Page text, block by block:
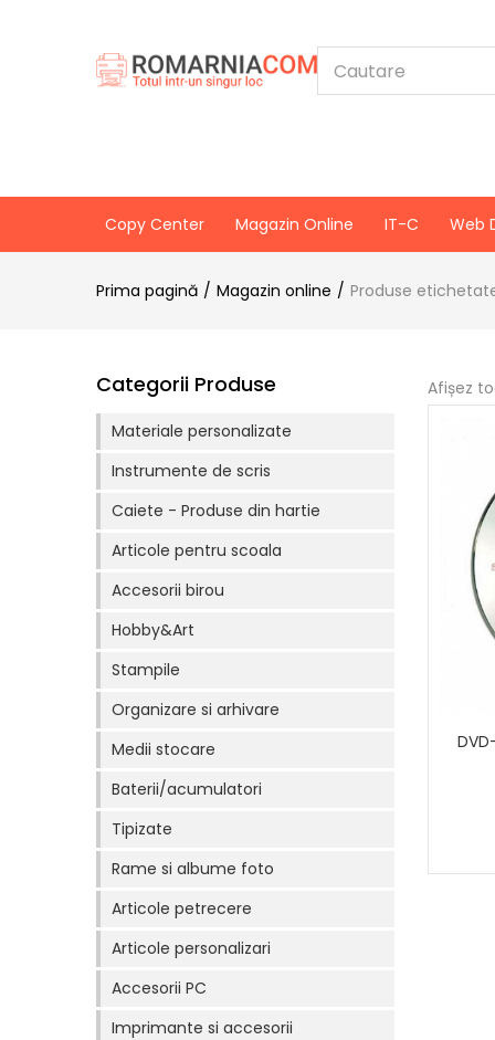
Copy Center Magazin Online IT-C Web
Prima pagină Magazin online Produse
Afișez
Categorii Produse
Materiale personalizate
Instrumente de scris
Caiete - Produse din hartie
Articole pentru scoala
Accesorii birou
Hobby&Art
Stampile
Organizare si arhivare
Medii stocare
Baterii/acumulatori
Tipizate
Rame si albume foto
Articole petrecere
Articole personalizari
Accesorii PC
Imprimante si accesorii